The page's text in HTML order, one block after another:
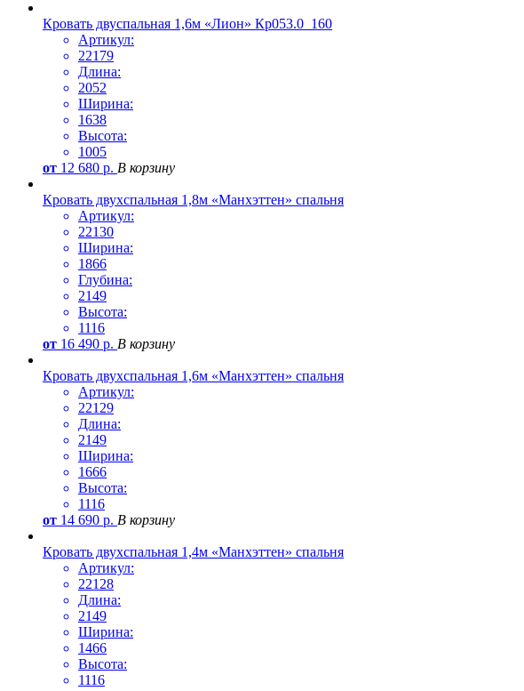
Кровать двуспальная 1,6м «Лион» Кр053.0_160
Артикул:
22179
Длина:
2052
Ширина:
1638
Высота:
1005
от 12 680 р. В корзину
Кровать двухспальная 1,8м «Манхэттен» спальня
Артикул:
22130
Ширина:
1866
Глубина:
2149
Высота:
1116
от 16 490 р. В корзину
Кровать двухспальная 1,6м «Манхэттен» спальня
Артикул:
22129
Длина:
2149
Ширина:
1666
Высота:
1116
от 14 690 р. В корзину
Кровать двухспальная 1,4м «Манхэттен» спальня
Артикул:
22128
Длина:
2149
Ширина:
1466
Высота:
1116